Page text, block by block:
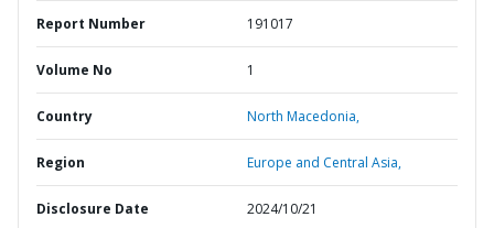
Report Number 191017
Volume No 1
Country North Macedonia,
Region Europe and Central Asia,
Disclosure Date 2024/10/21